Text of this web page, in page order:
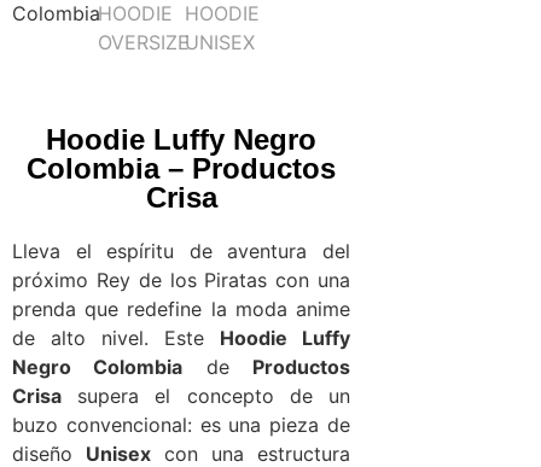
Hoodie Luffy Negro
Colombia – Productos
Crisa
Lleva el espíritu de aventura del
próximo Rey de los Piratas con una
prenda que redefine la moda anime
de alto nivel. Este Hoodie Luffy
Negro Colombia de Productos
Crisa supera el concepto de un
buzo convencional: es una pieza de
diseño Unisex con una estructura